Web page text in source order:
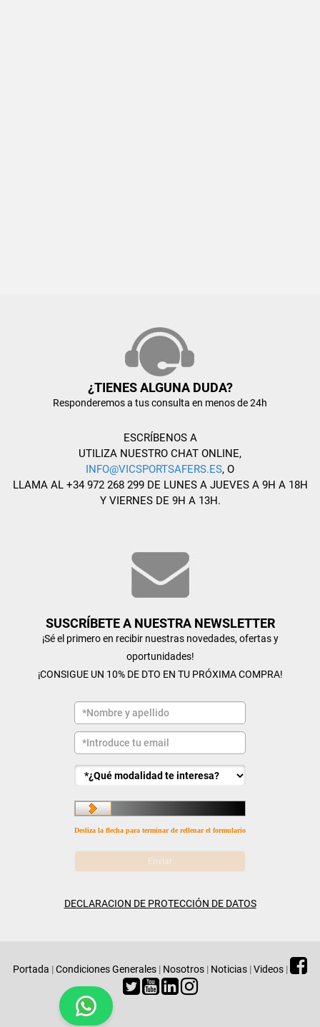
¿TIENES ALGUNA DUDA?
Responderemos a tus consulta en menos de 24h
ESCRÍBENOS A
UTILIZA NUESTRO CHAT ONLINE,
INFO@VICSPORTSAFERS.ES, O
LLAMA AL +34 972 268 299 DE LUNES A JUEVES A 9H A 18H
Y VIERNES DE 9H A 13H.
SUSCRÍBETE A NUESTRA NEWSLETTER
¡Sé el primero en recibir nuestras novedades, ofertas y
oportunidades!
¡CONSIGUE UN 10% DE DTO EN TU PRÓXIMA COMPRA!
Desliza la flecha para terminar de rellenar el formulario
DECLARACION DE PROTECCIÓN DE DATOS
Portada |Condiciones Generales | Nosotros | Noticias |Videos |